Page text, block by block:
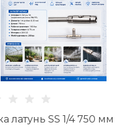
латунь SS 1/4 750 мм